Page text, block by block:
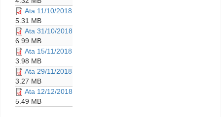
Ata 11/10/2018
5.31 MB
Ata 31/10/2018
6.99 MB
Ata 15/11/2018
3.98 MB
Ata 29/11/2018
3.27 MB
Ata 12/12/2018
5.49 MB